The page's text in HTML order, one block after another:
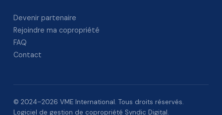
Devenir partenaire
Rejoindre ma copropriété
FAQ
Contact
© 2024–2026 VME International. Tous droits réservés.
Logiciel de gestion de copropriété Syndic Digital.